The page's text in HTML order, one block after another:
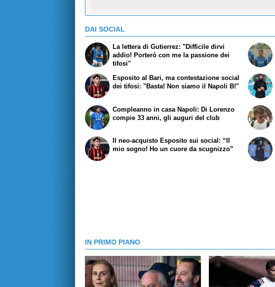
DAI SOCIAL
La lettera di Gutierrez: "Difficile dirvi
addio! Porterò con me la passione dei
tifosi"
Esposito al Bari, ma contestazione social
dei tifosi: "Basta! Non siamo il Napoli B!"
Compleanno in casa Napoli: Di Lorenzo
compie 33 anni, gli auguri del club
Il neo-acquisto Esposito sui social: “Il
mio sogno! Ho un cuore da scugnizzo”
IN PRIMO PIANO